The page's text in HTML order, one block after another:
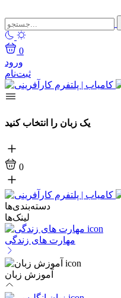
0
ورود
ثبت‌نام
یک زبان را انتخاب کنید
0
دسته‌بندی‌ها
لینک‌ها
مهارت های زندگی
آموزش زبان